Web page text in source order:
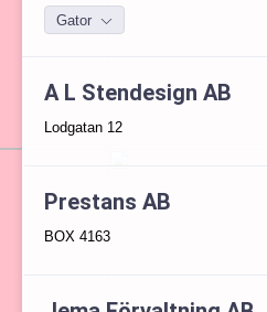
Gator
A L Stendesign AB
Lodgatan 12
Prestans AB
BOX 4163